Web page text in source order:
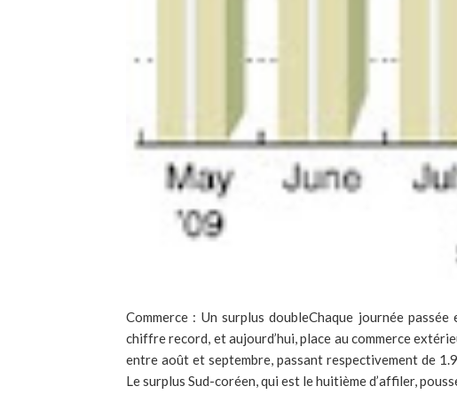
Commerce : Un surplus doubleChaque journée
chiffre record, et aujourd’hui, place au commerce
entre août et septembre, passant respectivement de
Le surplus Sud-coréen, qui est le huitième d’affiler,